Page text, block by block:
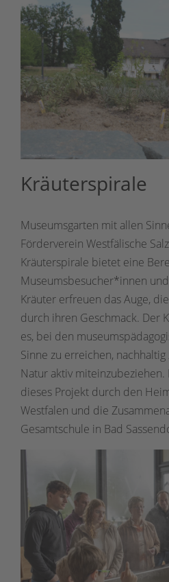
Kräuterspirale
Museumsgarten mit allen
Förderverein Westfälische
Kräuterspirale bietet eine
Museumsbesucher*innen
Kräuter erfreuen das Auge,
durch ihren Geschmack. Der
es, bei den
Sinne zu erreichen,
Natur aktiv
dieses Projekt durch den
Westfalen und die
Gesamtschule in Bad